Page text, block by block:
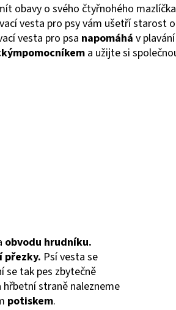
obavy o svého čtyřnohého
vesta pro psy vám ušetří starost
vesta pro psa napomáhá v
pomocníkem a užijte si
obvodu hrudníku.
přezky. Psí vesta se
se tak pes zbytečně
hřbetní straně nalezneme
potiskem.